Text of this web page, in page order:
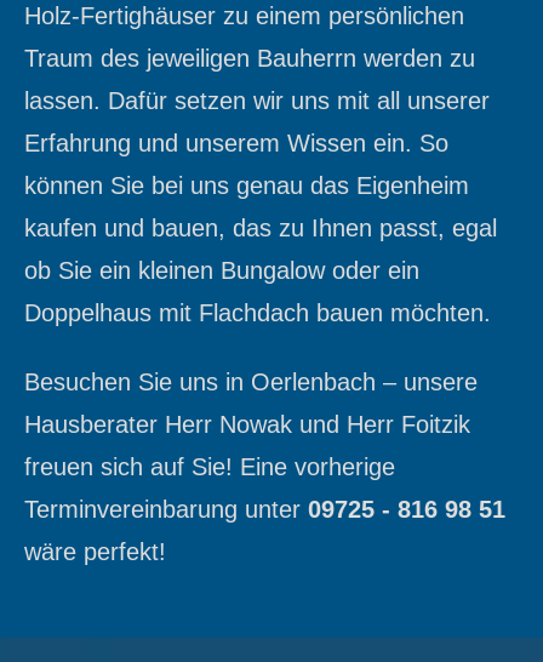
Holz-Fertighäuser zu einem persönlichen
Traum des jeweiligen Bauherrn werden zu
lassen. Dafür setzen wir uns mit all unserer
Erfahrung und unserem Wissen ein. So
können Sie bei uns genau das Eigenheim
kaufen und bauen, das zu Ihnen passt, egal
ob Sie ein kleinen Bungalow oder ein
Doppelhaus mit Flachdach bauen möchten.
Besuchen Sie uns in Oerlenbach – unsere
Hausberater Herr Nowak und Herr Foitzik
freuen sich auf Sie! Eine vorherige
Terminvereinbarung unter 09725 - 816 98 51
wäre perfekt!